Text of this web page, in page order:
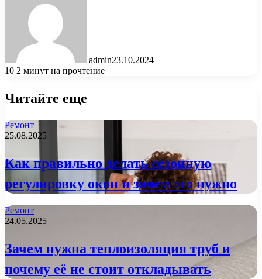
admin23.10.2024
10 2 минут на прочтение
Читайте еще
Ремонт
25.08.2025
Как правильно делать сезонную
регулировку окон и зачем это нужно
Ремонт
24.05.2025
Зачем нужна теплоизоляция труб и
почему её не стоит откладывать